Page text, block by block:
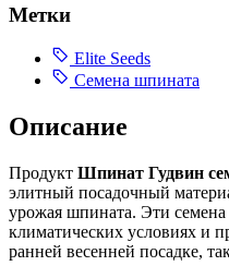
Метки
Elite Seeds
Семена шпината
Описание
Продукт Шпинат Гудвин
элитный посадочный
урожая шпината. Эти семена
климатических условиях и
ранней весенней посадке,